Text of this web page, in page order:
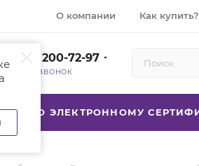
О компании Как купить?
(800) 200-72-97
ЗВОНОК
ТСР ПО ЭЛЕКТРОННОМУ